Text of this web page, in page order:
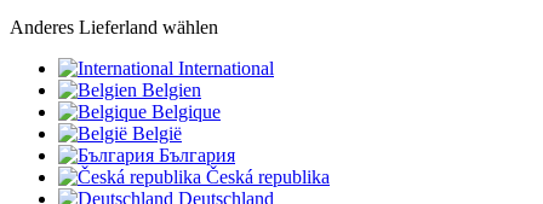
Anderes Lieferland wählen
International
Belgien
Belgique
België
България
Česká republika
Deutschland